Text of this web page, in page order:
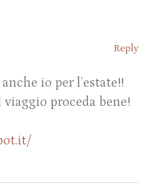
Reply
io per l’estate!!
proceda bene!